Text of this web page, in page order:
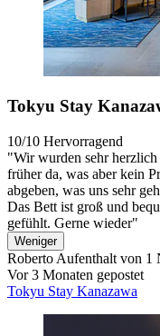
Tokyu Stay
10/10 Hervorragend
"Wir wurden sehr
früher da, was aber kein
abgeben, was uns sehr
Das Bett ist groß und
gefühlt. Gerne wieder"
Weniger
Roberto Aufenthalt von 1
Vor 3 Monaten gepostet
Tokyu Stay Kanazawa